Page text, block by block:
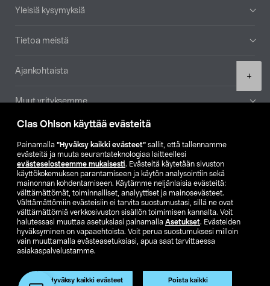
Clas Ohlson käyttää evästeitä
Painamalla ”Hyväksy kaikki evästeet” sallit, että tallennamme
evästeitä ja muuta seurantateknologiaa laitteellesi
evästeselosteemme mukaisesti. Evästeitä käytetään sivuston
käyttökokemuksen parantamiseen ja käytön analysointiin sekä
mainonnan kohdentamiseen. Käytämme neljänlaisia evästeitä:
välttämättömät, toiminnalliset, analyyttiset ja mainosevästeet.
Välttämättömiin evästeisiin ei tarvita suostumustasi, sillä ne ovat
välttämättömiä verkkosivuston sisällön toimimisen kannalta. Voit
halutessasi muuttaa asetuksiasi painamalla Asetukset. Evästeiden
hyväksyminen on vapaaehtoista. Voit perua suostumuksesi milloin
vain muuttamalla evästeasetuksiasi, apua saat tarvittaessa
asiakaspalvelustamme.
Hyväksy kaikki evästeet Poista kaikki
+
Yleisiä kysymyksiä
Tietoa meistä
Ajankohtaista
Muut yrityksemme
Etsi myymälä
SE NO FI
FI SV
Näytä hinnat ilman ALV:a